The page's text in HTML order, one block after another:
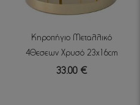
Κηροπήγιο Μεταλλικό
4Θεσεων Χρυσό 23x16cm
33.00 €